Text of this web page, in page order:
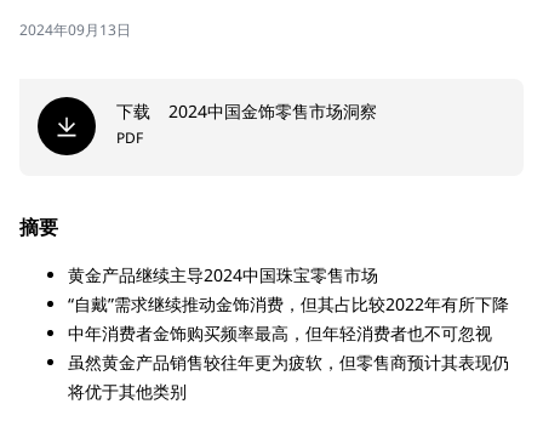
2024年09月13日
下载
PDF
2024中国金饰零售市场洞察
摘要
黄金产品继续主导2024中国珠宝零售市场
“自戴”需求继续推动金饰消费，但其占比较2022年有所下降
中年消费者金饰购买频率最高，但年轻消费者也不可忽视
虽然黄金产品销售较往年更为疲软，但零售商预计其表现仍
将优于其他类别